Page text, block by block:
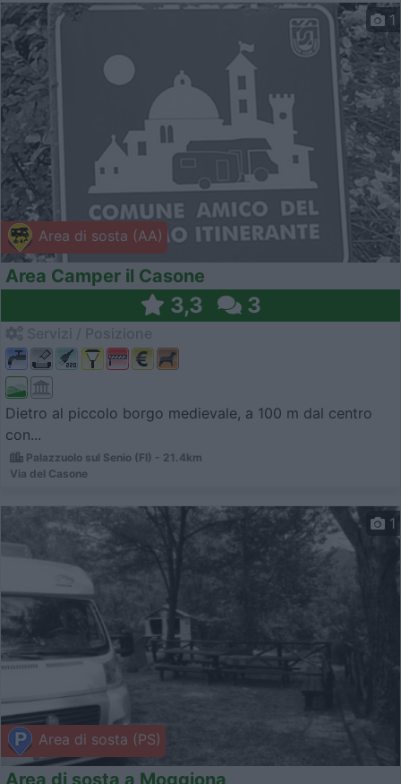
Area di sosta (AA)
1
Area Camper il Casone
3,3 3
Dietro al piccolo borgo medievale, a 100 m dal centro
con...
Palazzuolo sul Senio (FI) - 21.4km
Via del Casone
Area di sosta (PS)
1
Area di sosta a Moggiona